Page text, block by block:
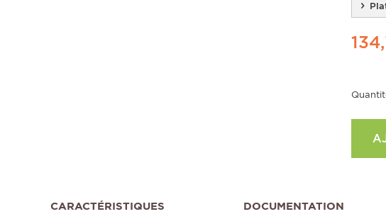
CARACTÉRISTIQUES DOCUMENTATION